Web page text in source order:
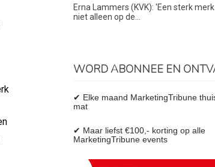
Erna Lammers (KVK): 'Een sterk
niet alleen op de...
WORD ABONNEE EN
✔ Elke maand MarketingTribune
mat
✔ Maar liefst €100,- korting op alle
MarketingTribune events